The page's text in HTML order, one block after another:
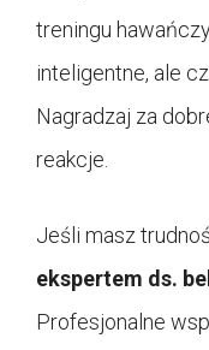
treningu
inteligentne, ale
Nagradzaj za
reakcje.
Jeśli masz
ekspertem ds.
Profesjonalne